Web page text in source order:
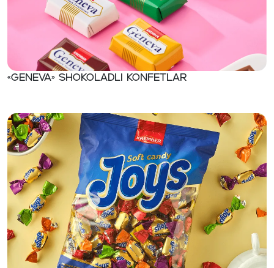
«Geneva» Shokoladli konfetlar